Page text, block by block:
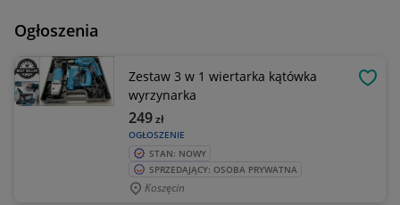
Ogłoszenia
Zestaw 3 w 1 wiertarka kątówka
wyrzynarka
OGŁOSZENIE
249zł
STAN: NOWY
SPRZEDAJĄCY: OSOBA PRYWATNA
Koszęcin